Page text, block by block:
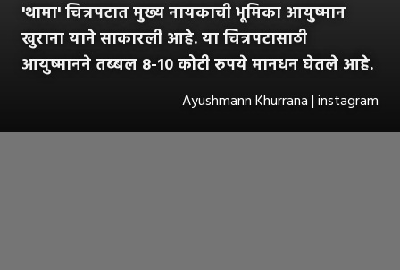
'थामा' चित्रपटात मुख्य नायकाची भूमिका आयुष्मान
खुराना याने साकारली आहे. या चित्रपटासाठी
आयुष्मानने तब्बल 8-10 कोटी रुपये मानधन घेतले आहे.
Ayushmann Khurrana | instagram